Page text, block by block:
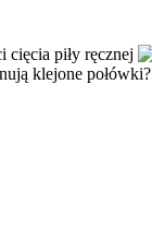
cięcia piły ręcznej
klejone połówki?